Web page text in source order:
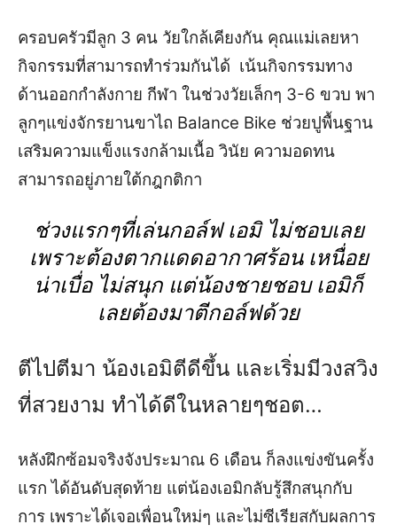
ครอบครัวมีลูก 3 คน วัยใกล้เคียงกัน คุณแม่เลยหา
กิจกรรมที่สามารถทำร่วมกันได้ เน้นกิจกรรมทาง
ด้านออกกำลังกาย กีฬา ในช่วงวัยเล็กๆ 3-6 ขวบ พา
ลูกๆแข่งจักรยานขาไถ Balance Bike ช่วยปูพื้นฐาน
เสริมความแข็งแรงกล้ามเนื้อ วินัย ความอดทน
สามารถอยู่ภายใต้กฎกติกา
ช่วงแรกๆที่เล่นกอล์ฟ เอมิ ไม่ชอบเลย
เพราะต้องตากแดดอากาศร้อน เหนื่อย
น่าเบื่อ ไม่สนุก แต่น้องชายชอบ เอมิก็
เลยต้องมาตีกอล์ฟด้วย
ตีไปตีมา น้องเอมิตีดีขึ้น และเริ่มมีวงสวิง
ที่สวยงาม ทำได้ดีในหลายๆชอต…
หลังฝึกซ้อมจริงจังประมาณ 6 เดือน ก็ลงแข่งขันครั้ง
แรก ได้อันดับสุดท้าย แต่น้องเอมิกลับรู้สึกสนุกกับ
การ เพราะได้เจอเพื่อนใหม่ๆ และไม่ซีเรียสกับผลการ